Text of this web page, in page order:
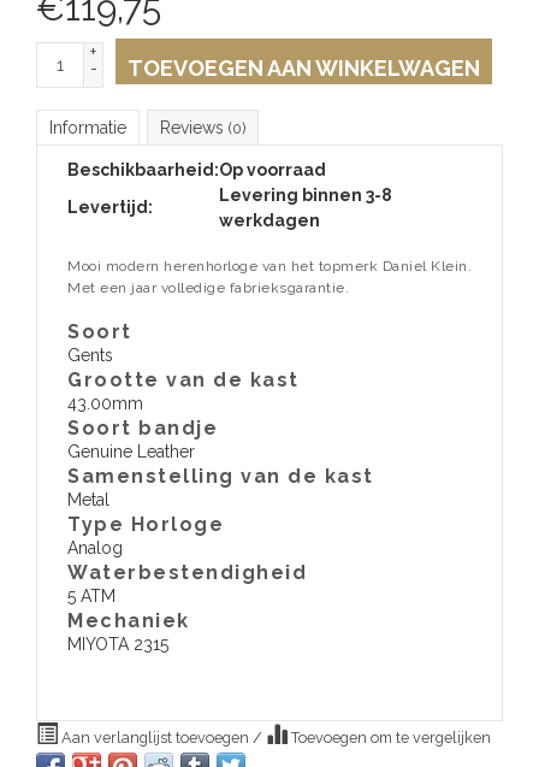
+
-
TOEVOEGEN AAN WINKELWAGEN
Informatie Reviews (0)
Beschikbaarheid:Op voorraad
Levertijd:
Levering binnen 3-8
werkdagen
Mooi modern herenhorloge van het topmerk Daniel Klein.
Met een jaar volledige fabrieksgarantie.
Soort
Gents
Grootte van de kast
43.00mm
Soort bandje
Genuine Leather
Samenstelling van de kast
Metal
Type Horloge
Analog
Waterbestendigheid
5 ATM
​Mechaniek
MIYOTA 2315
Aan verlanglijst toevoegen / Toevoegen om te vergelijken